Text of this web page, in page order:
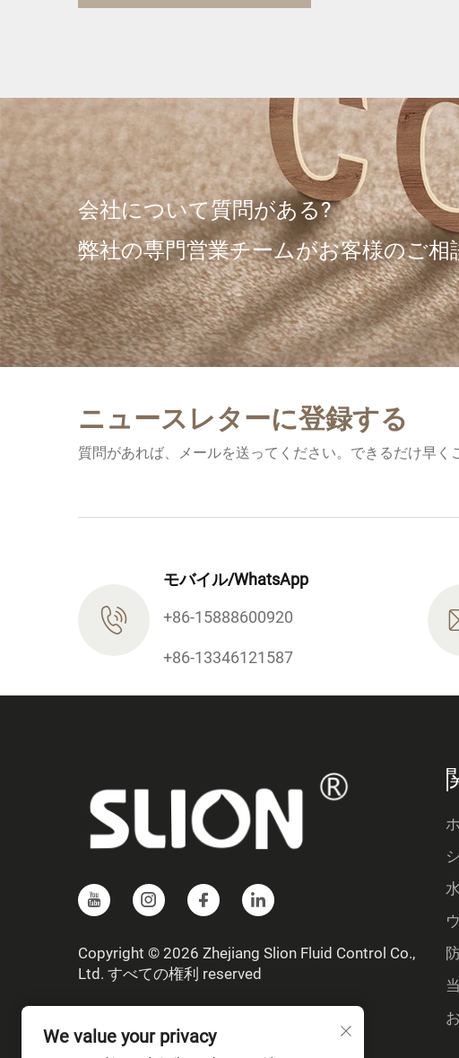
会社について質問がある?
弊社の専門営業チームがお客様のご
ニュースレターに登録する
質問があれば、メールを送ってください。できるだけ早く
モバイル/WhatsApp
+86-15888600920
+86-13346121587
Copyright © 2026 Zhejiang Slion Fluid Control Co.,
Ltd. すべての権利 reserved
We value your privacy